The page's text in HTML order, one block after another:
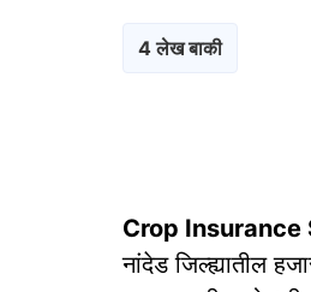
4 लेख बाकी
Crop Insurance
नांदेड जिल्ह्यातील